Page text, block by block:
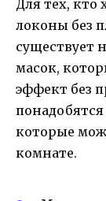
Для тех, кто
локоны без
существует
масок,
эффект без
которые
комнате.